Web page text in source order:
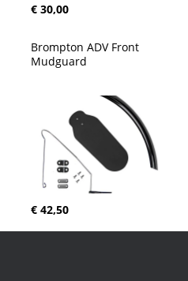
€ 30,00
Brompton ADV Front
Mudguard
€ 42,50